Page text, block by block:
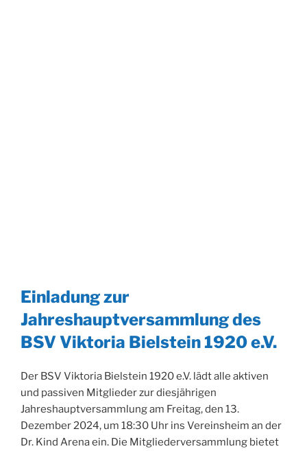
Einladung zur
Jahreshauptversammlung des
BSV Viktoria Bielstein 1920 e.V.
Der BSV Viktoria Bielstein 1920 e.V. lädt alle aktiven
und passiven Mitglieder zur diesjährigen
Jahreshauptversammlung am Freitag, den 13.
Dezember 2024, um 18:30 Uhr ins Vereinsheim an der
Dr. Kind Arena ein. Die Mitgliederversammlung bietet